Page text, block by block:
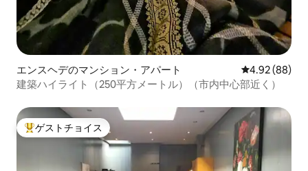
エンスヘデのマンション・アパート レビュー88
4.92 (88)
建築ハイライト（250平方メートル）（市内中心部近く）
大好評のゲストチョイスです。
ゲストチョイス